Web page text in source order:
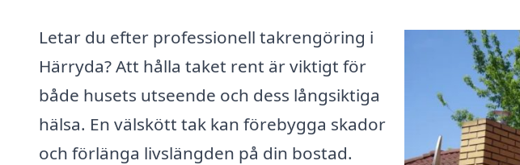
Letar du efter professionell takrengöring i
Härryda? Att hålla taket rent är viktigt för
både husets utseende och dess långsiktiga
hälsa. En välskött tak kan förebygga skador
och förlänga livslängden på din bostad.